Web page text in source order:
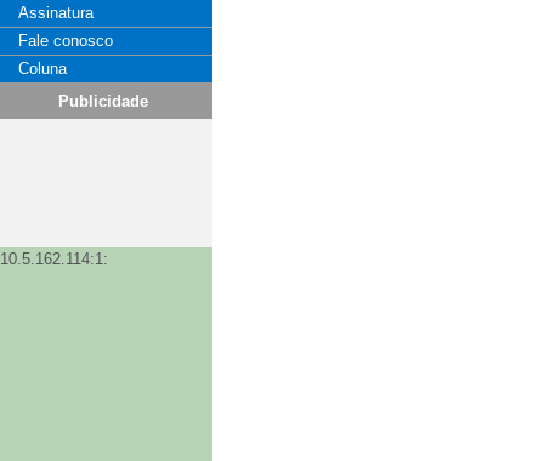
Assinatura
Fale conosco
Coluna
Publicidade
10.5.162.114:1: